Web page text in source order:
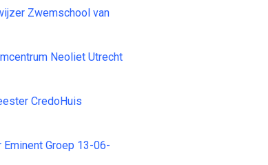
Zwemschool van
Neoliet Utrecht
CredoHuis
Groep 13-06-